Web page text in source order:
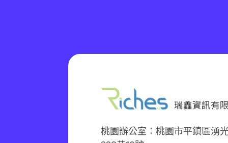
桃園辦公室：桃園市平鎮區湧